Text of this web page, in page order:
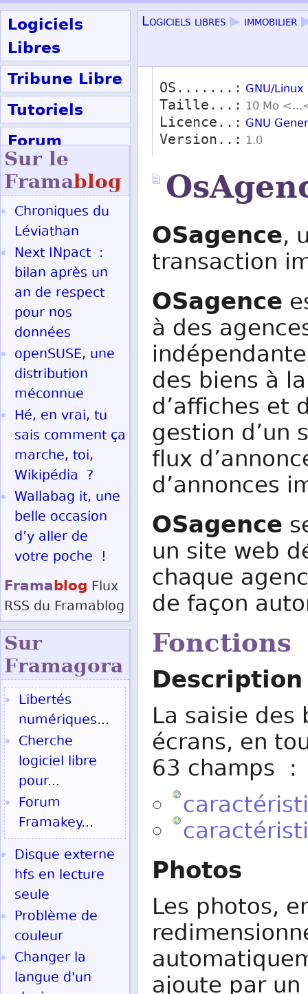
Logiciels
Libres
Tribune Libre
Tutoriels
Forum
Participer
Logiciels libres ▶ immobilier
OS.......: GNU/Linux
Taille...: 10 Mo
Licence..: GNU
Version..: 1.0
OSagence,
transaction
OSagence
à des
des biens à
d’affiches et
gestion d’un
flux
d’annonces
OSagence
un site web
chaque
de façon
Fonctions
La saisie
écrans, en
63 champs :
Photos
Les photos,
Sur le
Framablog
Chroniques du
Léviathan
Next INpact :
bilan après un
an de respect
pour nos
données
openSUSE, une
distribution
méconnue
Hé, en vrai, tu
sais comment ça
marche, toi,
Wikipédia ?
Wallabag it, une
belle occasion
d’y aller de
votre poche !
Framablog Flux
RSS du Framablog
Sur
Framagora
Libertés
numériques...
Cherche
logiciel libre
pour...
Forum
Framakey...
Disque externe
hfs en lecture
seule
Problème de
couleur
Changer la
langue d'un